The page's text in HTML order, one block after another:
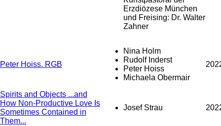
Erzdiözese München
und Freising: Dr. Walter
Zahner
Peter Hoiss. RGB
Nina Holm
Rudolf Inderst
Peter Hoiss
Michaela Obermair
Spirits and Objects ...and
How Non-Productive Love Is
Sometimes Contained in
Them...
Josef Strau